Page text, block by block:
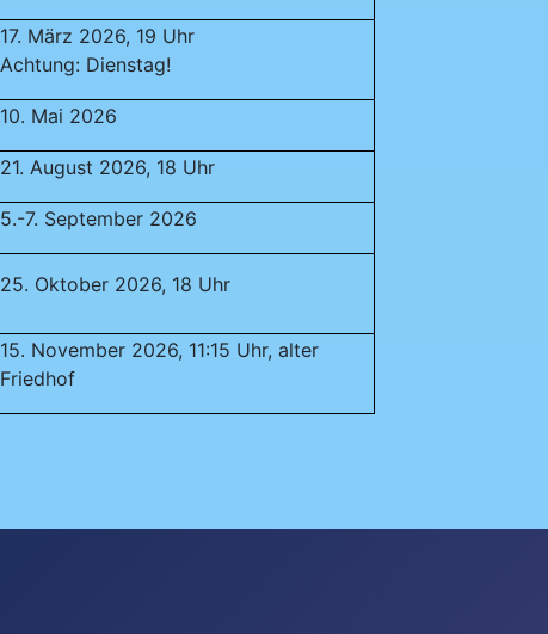
17. März 2026, 19 Uhr
Achtung: Dienstag!
10. Mai 2026
21. August 2026, 18 Uhr
5.-7. September 2026
25. Oktober 2026, 18 Uhr
15. November 2026, 11:15 Uhr, alter
Friedhof